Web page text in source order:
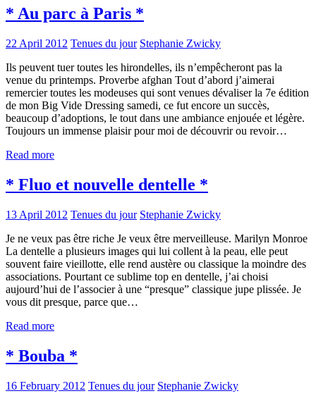
* Au parc à Paris *
22 April 2012 Tenues du jour Stephanie Zwicky
Ils peuvent tuer toutes les hirondelles, ils n’empêcheront pas la
venue du printemps. Proverbe afghan Tout d’abord j’aimerai
remercier toutes les modeuses qui sont venues dévaliser la 7e édition
de mon Big Vide Dressing samedi, ce fut encore un succès,
beaucoup d’adoptions, le tout dans une ambiance enjouée et légère.
Toujours un immense plaisir pour moi de découvrir ou revoir…
Read more
* Fluo et nouvelle dentelle *
13 April 2012 Tenues du jour Stephanie Zwicky
Je ne veux pas être riche Je veux être merveilleuse. Marilyn Monroe
La dentelle a plusieurs images qui lui collent à la peau, elle peut
souvent faire vieillotte, elle rend austère ou classique la moindre des
associations. Pourtant ce sublime top en dentelle, j’ai choisi
aujourd’hui de l’associer à une “presque” classique jupe plissée. Je
vous dit presque, parce que…
Read more
* Bouba *
16 February 2012 Tenues du jour Stephanie Zwicky